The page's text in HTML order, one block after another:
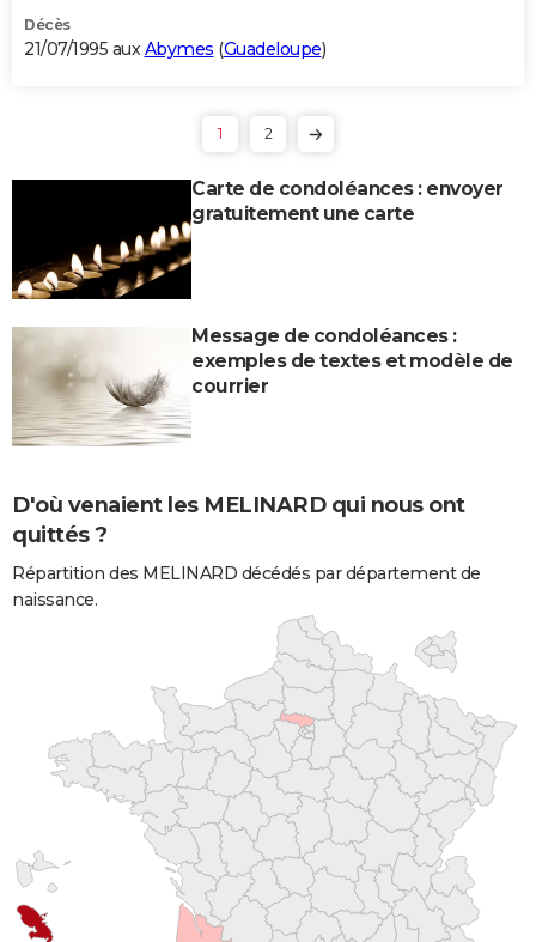
Décès
21/07/1995 aux Abymes (Guadeloupe)
1 2
Carte de condoléances : envoyer
gratuitement une carte
Message de condoléances :
exemples de textes et modèle de
courrier
D'où venaient les MELINARD qui nous ont
quittés ?
Répartition des MELINARD décédés par département de
naissance.